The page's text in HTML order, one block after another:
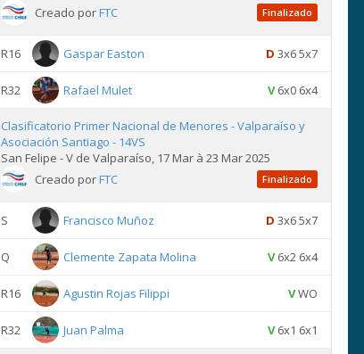
Creado porFTC Finalizado
R16 Gaspar Easton D 3x6 5x7
R32 Rafael Mulet V6x0 6x4
Clasificatorio Primer Nacional de Menores - Valparaíso y
Asociación Santiago - 14VS
San Felipe - V de Valparaíso, 17 Mar à 23 Mar 2025
Creado porFTC Finalizado
S Francisco Muñoz D 3x6 5x7
Q Clemente Zapata Molina V6x2 6x4
R16 Agustin Rojas Filippi VWO
R32 Juan Palma V6x1 6x1